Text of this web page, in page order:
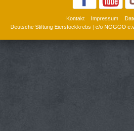
Kontakt Impressum
Deutsche Stiftung Eierstockkrebs | c/o NOGGO